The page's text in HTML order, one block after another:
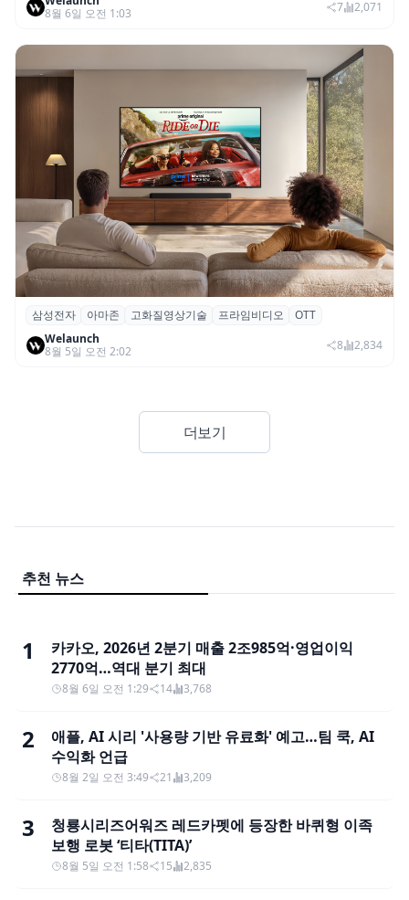
SNS 마케팅 통합 지원
8월 6일 오전 1:03
7 2,071
삼성전자·아마존, 프라임 비디오에 ‘HDR10+
어드밴스드’ 적용
삼성전자 아마존 고화질영상기술 프라임비디오
OTT
Welaunch
8월 5일 오전 2:02
8 2,834
더보기
추천 뉴스
1
카카오, 2026년 2분기 매출 2조985억·영업이익
2770억…역대 분기 최대
8월 6일 오전 1:29 14 3,768
2
애플, AI 시리 '사용량 기반 유료화' 예고…팀 쿡, AI
수익화 언급
8월 2일 오전 3:49 21 3,209
3
청룡시리즈어워즈 레드카펫에 등장한 바퀴형 이족
보행 로봇 ‘티타(TITA)’
8월 5일 오전 1:58 15 2,835